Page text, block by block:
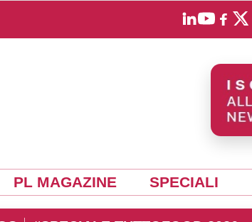
PL MAGAZINE SPECIALI